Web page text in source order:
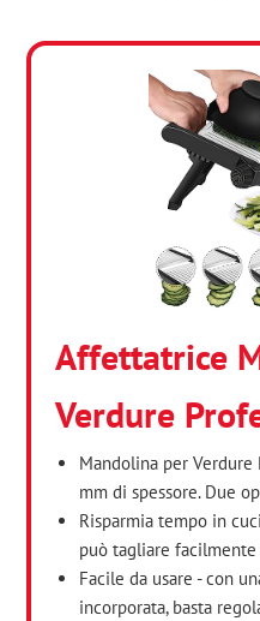
Affettatrice
Verdure
Mandolina per Verdure
mm di spessore. Due
Risparmia tempo in
può tagliare
Facile da usare - con
incorporata, basta